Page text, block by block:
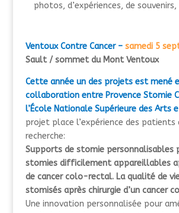
photos, d’expériences, de
Ventoux Contre Cancer – samedi 5
Sault / sommet du Mont Ventoux
Cette année un des projets est mené
collaboration entre Provence Stomie
l’École Nationale Supérieure des Arts
projet place l’expérience des
recherche:
Supports de stomie personnalisables
stomies difficilement appareillables
de cancer colo-rectal. La qualité de
stomisés après chirurgie d’un cancer
Une innovation personnalisée pour